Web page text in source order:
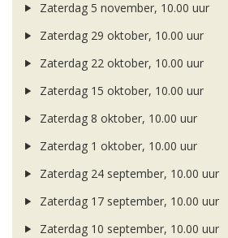
Zaterdag 5 november, 10.00 uur
Zaterdag 29 oktober, 10.00 uur
Zaterdag 22 oktober, 10.00 uur
Zaterdag 15 oktober, 10.00 uur
Zaterdag 8 oktober, 10.00 uur
Zaterdag 1 oktober, 10.00 uur
Zaterdag 24 september, 10.00 uur
Zaterdag 17 september, 10.00 uur
Zaterdag 10 september, 10.00 uur